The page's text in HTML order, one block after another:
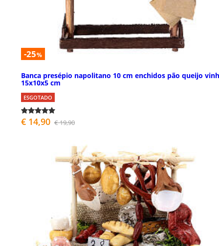
-25%
Banca presépio napolitano 10 cm enchidos pão queijo
15x10x5 cm
ESGOTADO
€ 14,90 € 19,90